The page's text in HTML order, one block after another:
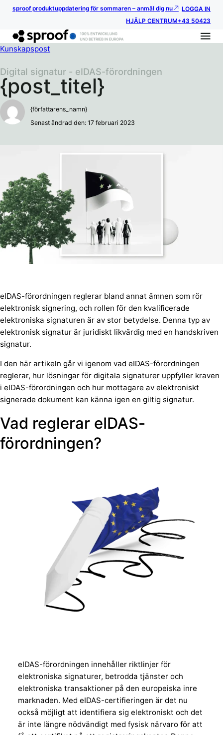
sproof produktuppdatering för sommaren – anmäl dig nu
LOGGA IN
HJÄLP CENTRUM+43 50423
Kunskapspost
{post_titel}
Digital signatur - eIDAS-förordningen
{författarens_namn}
Senast ändrad den: 17 februari 2023
eIDAS-förordningen reglerar bland annat ämnen som rör
elektronisk signering, och rollen för den kvalificerade
elektroniska signaturen är av stor betydelse. Denna typ av
elektronisk signatur är juridiskt likvärdig med en handskriven
signatur.
I den här artikeln går vi igenom vad eIDAS-förordningen
reglerar, hur lösningar för digitala signaturer uppfyller kraven
i eIDAS-förordningen och hur mottagare av elektroniskt
signerade dokument kan känna igen en giltig signatur.
Vad reglerar eIDAS-
förordningen?
eIDAS-förordningen innehåller riktlinjer för
elektroniska signaturer, betrodda tjänster och
elektroniska transaktioner på den europeiska inre
marknaden. Med eIDAS-certifieringen är det nu
också möjligt att identifiera sig elektroniskt och det
är inte längre nödvändigt med fysisk närvaro för att